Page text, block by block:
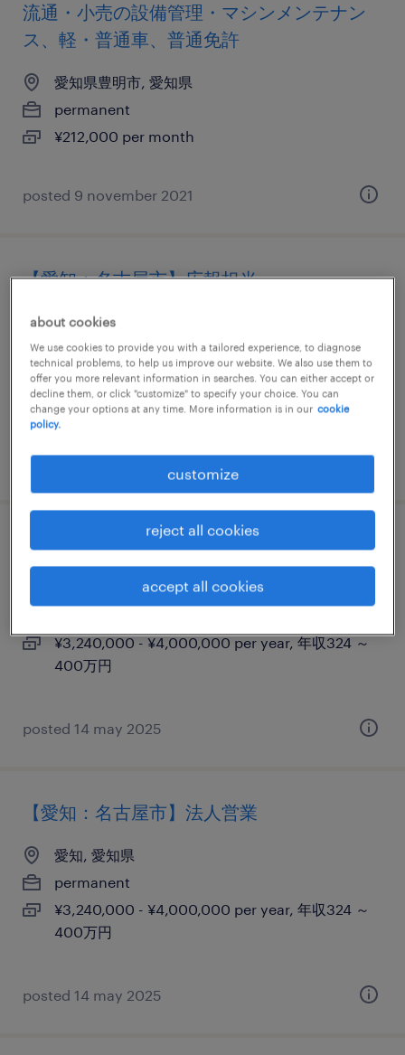
流通・小売の設備管理・マシンメンテナン
ス、軽・普通車、普通免許
愛知県豊明市, 愛知県
permanent
¥212,000 per month
posted 9 november 2021
【愛知：名古屋市】広報担当
愛知, 愛知県
permanent
¥4,000,000 - ¥5,500,000 per year, 年収400 ～
550万円
posted 7 may 2025
【愛知：名古屋市】電気設備の保守管理
¥3,240,000 - ¥4,000,000 per year, 年収324 ～
400万円
posted 14 may 2025
【愛知：名古屋市】法人営業
愛知, 愛知県
permanent
¥3,240,000 - ¥4,000,000 per year, 年収324 ～
400万円
posted 14 may 2025
about cookies
We use cookies to provide you with a tailored experience, to diagnose
technical problems, to help us improve our website. We also use them to
offer you more relevant information in searches. You can either accept or
decline them, or click "customize" to specify your choice. You can
change your options at any time. More information is in our cookie
policy.
customize
reject all cookies
accept all cookies